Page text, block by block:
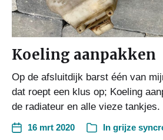
Koeling aanpakken
Op de afsluitdijk barst één van
dat roept een klus op; Koeling
de radiateur en alle vieze tankjes.
16 mrt 2020 In grijze